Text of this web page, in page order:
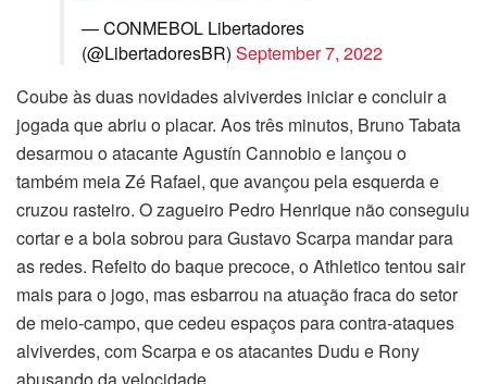
— CONMEBOL Libertadores
(@LibertadoresBR) September 7, 2022
Coube às duas novidades alviverdes iniciar e concluir a
jogada que abriu o placar. Aos três minutos, Bruno Tabata
desarmou o atacante Agustín Cannobio e lançou o
também meia Zé Rafael, que avançou pela esquerda e
cruzou rasteiro. O zagueiro Pedro Henrique não conseguiu
cortar e a bola sobrou para Gustavo Scarpa mandar para
as redes. Refeito do baque precoce, o Athletico tentou sair
mais para o jogo, mas esbarrou na atuação fraca do setor
de meio-campo, que cedeu espaços para contra-ataques
alviverdes, com Scarpa e os atacantes Dudu e Rony